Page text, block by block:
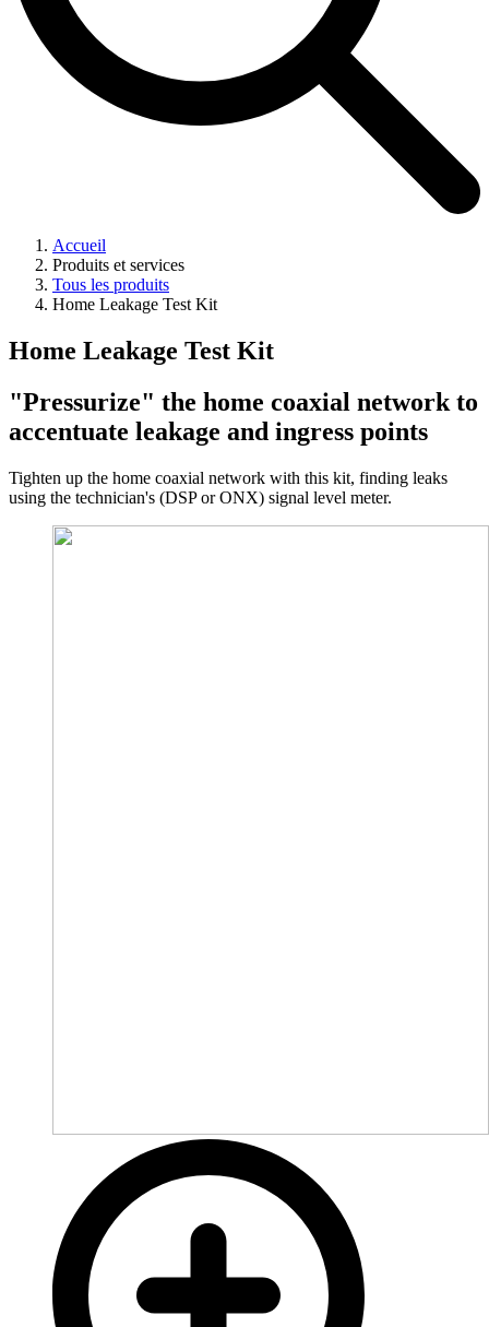
Accueil
Produits et services
Tous les produits
Home Leakage Test Kit
Home Leakage Test Kit
"Pressurize" the home coaxial network to
accentuate leakage and ingress points
Tighten up the home coaxial network with this kit, finding leaks
using the technician's (DSP or ONX) signal level meter.